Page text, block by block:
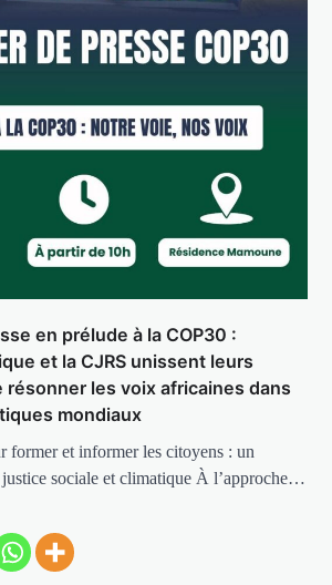
en prélude à la COP30 :
et la CJRS unissent leurs
résonner les voix africaines dans
mondiaux
former et informer les citoyens : un
sociale et climatique À l’approche…